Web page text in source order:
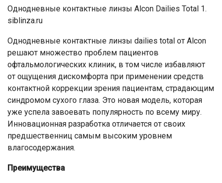
Однодневные контактные линзы Alcon Dailies Total 1.
siblinza.ru
Однодневные контактные линзы dailies total от Alcon
решают множество проблем пациентов
офтальмологических клиник, в том числе избавляют
от ощущения дискомфорта при применении средств
контактной коррекции зрения пациентам, страдающим
синдромом сухого глаза. Это новая модель, которая
уже успела завоевать популярность по всему миру.
Инновационная разработка отличается от своих
предшественниц самым высоким уровнем
влагосодержания.
Преимущества